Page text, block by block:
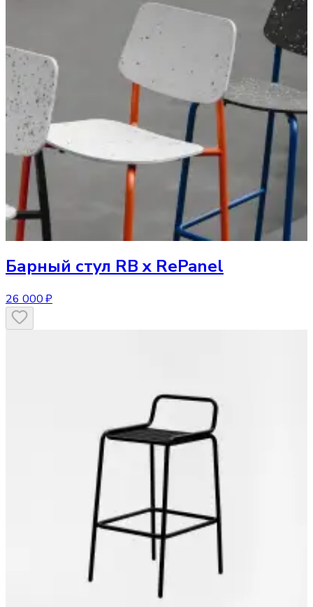
Барный стул RB x RePanel
26 000 ₽